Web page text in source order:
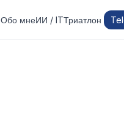
Обо мнеИИ / ITТриатлон